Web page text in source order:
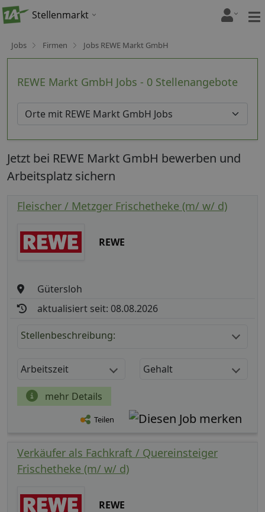
Stellenmarkt
Jobs Firmen Jobs REWE Markt GmbH
REWE Markt GmbH Jobs - 0 Stellenangebote
Jetzt bei REWE Markt GmbH bewerben und
Arbeitsplatz sichern
Fleischer / Metzger Frischetheke (m/ w/ d)
REWE
Gütersloh
aktualisiert seit: 08.08.2026
Stellenbeschreibung:
Arbeitszeit Gehalt
mehr Details
Teilen
Verkäufer als Fachkraft / Quereinsteiger
Frischetheke (m/ w/ d)
REWE